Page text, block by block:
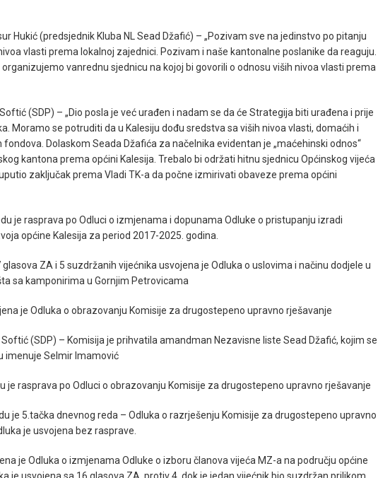
Hukić (predsjednik Kluba NL Sead Džafić) – „Pozivam sve na jedinstvo po pitanju
vlasti prema lokalnoj zajednici. Pozivam i naše kantonalne poslanike da reaguju.
vanrednu sjednicu na kojoj bi govorili o odnosu viših nivoa vlasti prema
(SDP) – „Dio posla je već urađen i nadam se da će Strategija biti urađena i prije
Moramo se potruditi da u Kalesiju dođu sredstva sa viših nivoa vlasti, domaćih i
Dolaskom Seada Džafića za načelnika evidentan je „maćehinski odnos“
kantona prema općini Kalesija. Trebalo bi održati hitnu sjednicu Općinskog vijeća
zaključak prema Vladi TK-a da počne izmirivati obaveze prema općini
je rasprava po Odluci o izmjenama i dopunama Odluke o pristupanju izradi
općine Kalesija za period 2017-2025. godina.
glasova ZA i 5 suzdržanih vijećnika usvojena je Odluka o uslovima i načinu dodjele u
sa kamponirima u Gornjim Petrovicama
je Odluka o obrazovanju Komisije za drugostepeno upravno rješavanje
(SDP) – Komisija je prihvatila amandman Nezavisne liste Sead Džafić, kojim se
imenuje Selmir Imamović
je rasprava po Odluci o obrazovanju Komisije za drugostepeno upravno rješavanje
je 5.tačka dnevnog reda – Odluka o razrješenju Komisije za drugostepeno upravno
je usvojena bez rasprave.
je Odluka o izmjenama Odluke o izboru članova vijeća MZ-a na području općine